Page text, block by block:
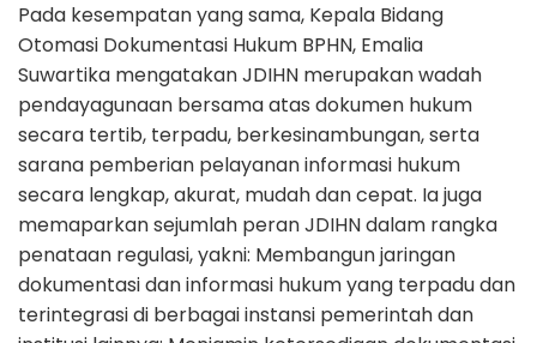
Pada kesempatan yang sama, Kepala Bidang
Otomasi Dokumentasi Hukum BPHN, Emalia
Suwartika mengatakan JDIHN merupakan wadah
pendayagunaan bersama atas dokumen hukum
secara tertib, terpadu, berkesinambungan, serta
sarana pemberian pelayanan informasi hukum
secara lengkap, akurat, mudah dan cepat. Ia juga
memaparkan sejumlah peran JDIHN dalam rangka
penataan regulasi, yakni: Membangun jaringan
dokumentasi dan informasi hukum yang terpadu dan
terintegrasi di berbagai instansi pemerintah dan